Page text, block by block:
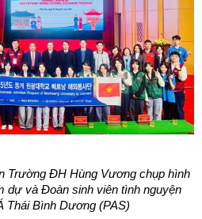
Trường ĐH Hùng Vương chụp hình
dự và Đoàn sinh viên tình nguyện
Thái Bình Dương (PAS)